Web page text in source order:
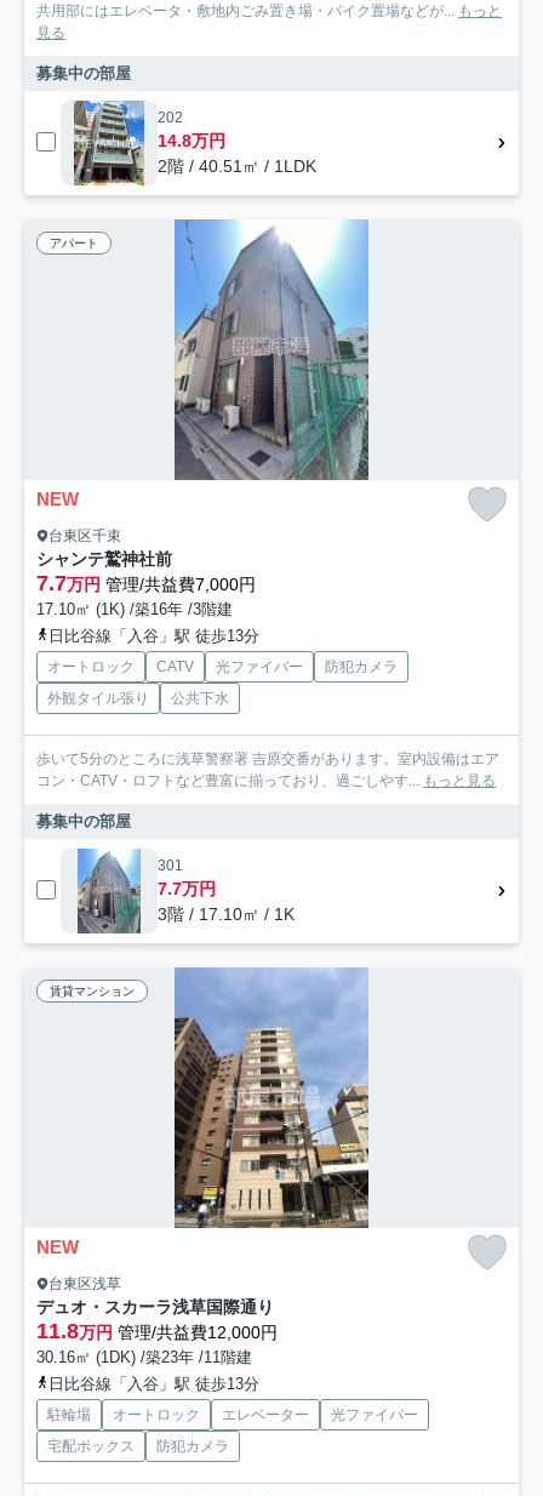
共用部にはエレベータ・敷地内ごみ置き場・バイク置場などが...
もっと
見る
募集中の部屋
202
14.8万円
2階 / 40.51㎡ / 1LDK
アパート
NEW
台東区千束
シャンテ鷲神社前
7.7万円 管理/共益費7,000円
17.10㎡ (1K) /築16年 /3階建
日比谷線「入谷」駅 徒歩13分
オートロック CATV 光ファイバー
防犯カメラ
外観タイル張り
公共下水
歩いて5分のところに浅草警察署 吉原交番があります。室内設備はエア
コン・CATV・ロフトなど豊富に揃っており、過ごしやす...
もっと見る
募集中の部屋
301
7.7万円
3階 / 17.10㎡ / 1K
賃貸マンション
NEW
台東区浅草
デュオ・スカーラ浅草国際通り
11.8万円 管理/共益費12,000円
30.16㎡ (1DK) /築23年 /11階建
日比谷線「入谷」駅 徒歩13分
駐輪場 オートロック エレベーター
光ファイバー
宅配ボックス
防犯カメラ